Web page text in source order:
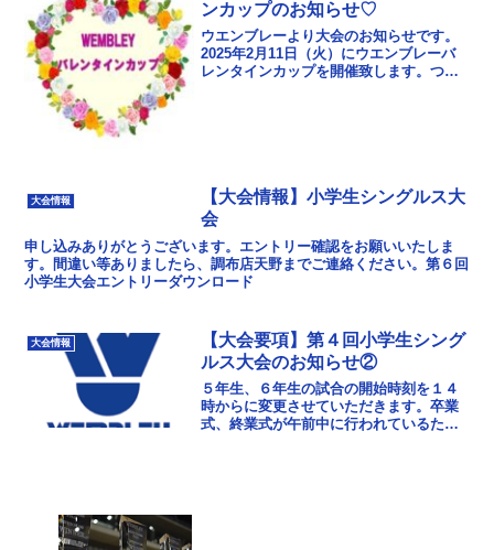
ンカップのお知らせ♡
ウエンブレーより大会のお知らせです。
2025年2月11日（火）にウエンブレーバ
レンタインカップを開催致します。つき
大会情報
【大会情報】小学生シングルス大
会
申し込みありがとうございます。エントリー確認をお願いいたしま
す。間違い等ありましたら、調布店天野までご連絡ください。第６回
小学生大会エントリーダウンロード
大会情報
【大会要項】第４回小学生シング
ルス大会のお知らせ②
５年生、６年生の試合の開始時刻を１４
時からに変更させていただきます。卒業
式、終業式が午前中に行われているた